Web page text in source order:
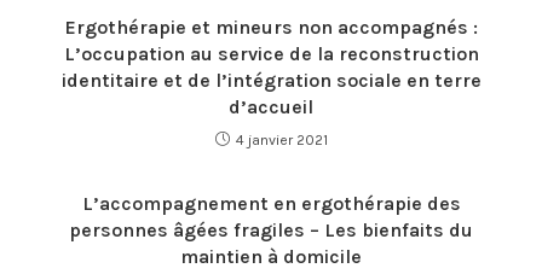
Ergothérapie et mineurs non accompagnés :
L’occupation au service de la reconstruction
identitaire et de l’intégration sociale en terre
d’accueil
4 janvier 2021
L’accompagnement en ergothérapie des
personnes âgées fragiles – Les bienfaits du
maintien à domicile